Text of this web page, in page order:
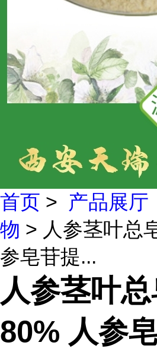
首页 > 产品展厅
物 > 人参茎叶总
参皂苷提...
人参茎叶
80% 人参